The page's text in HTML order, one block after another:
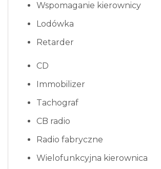
Wspomaganie kierownicy
Lodówka
Retarder
CD
Immobilizer
Tachograf
CB radio
Radio fabryczne
Wielofunkcyjna kierownica